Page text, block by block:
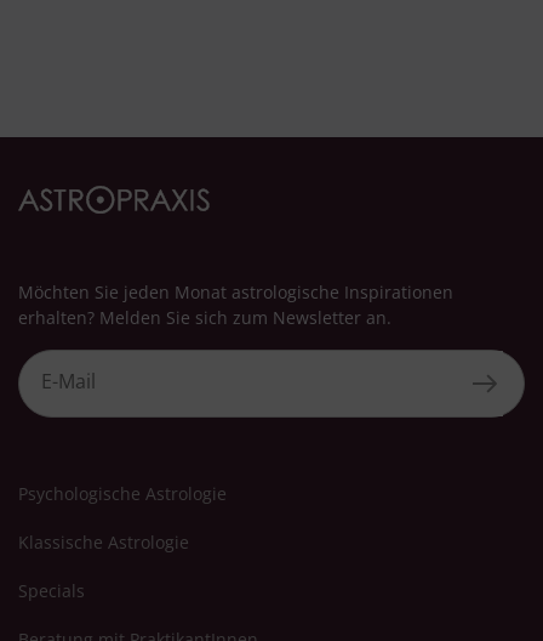
Möchten Sie jeden Monat astrologische Inspirationen
erhalten? Melden Sie sich zum Newsletter an.
Psychologische Astrologie
Klassische Astrologie
Specials